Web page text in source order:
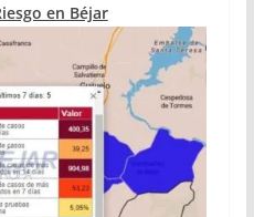
en Béjar